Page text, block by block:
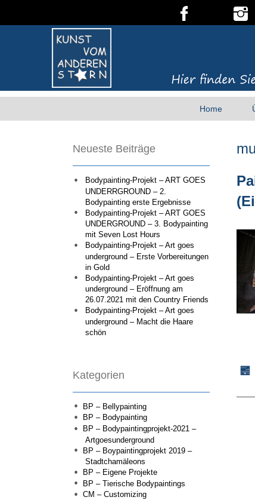
Home
Neueste Beiträge
Bodypainting-Projekt – ART GOES
UNDERRGROUND – 2.
Bodypainting erste Ergebnisse
Bodypainting-Projekt – ART GOES
UNDERGROUND – 3. Bodypainting
mit Seven Lost Hours
Bodypainting-Projekt – Art goes
underground – Erste Vorbereitungen
in Gold
Bodypainting-Projekt – Art goes
underground – Eröffnung am
26.07.2021 mit den Country Friends
Bodypainting-Projekt – Art goes
underground – Macht die Haare
schön
Kategorien
BP – Bellypainting
BP – Bodypainting
BP – Bodypaintingprojekt-2021 –
Artgoesunderground
BP – Boypaintingprojekt 2019 –
Stadtchamäleons
BP – Eigene Projekte
BP – Tierische Bodypaintings
CM – Customizing